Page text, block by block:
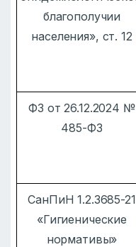
благополучии
населения», ст. 12
ФЗ от 26.12.2024 №
485-ФЗ
СанПиН 1.2.3685-21
«Гигиенические
нормативы»